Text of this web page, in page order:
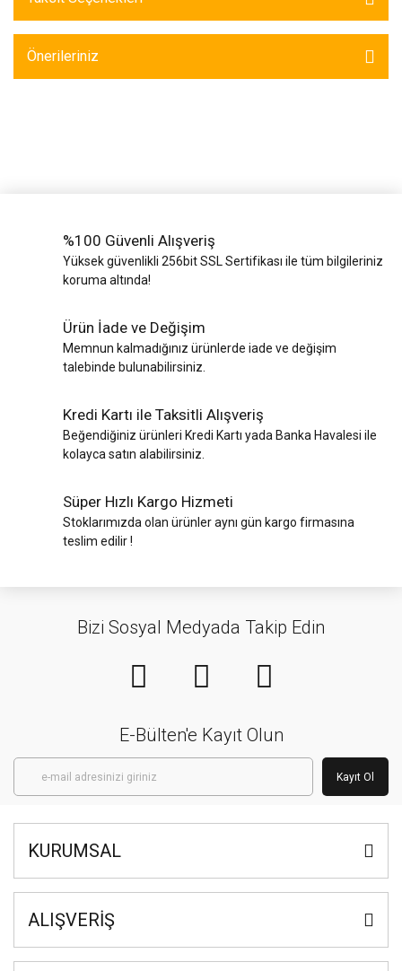
Önerileriniz
%100 Güvenli Alışveriş
Yüksek güvenlikli 256bit SSL Sertifikası ile tüm bilgileriniz
koruma altında!
Ürün İade ve Değişim
Memnun kalmadığınız ürünlerde iade ve değişim
talebinde bulunabilirsiniz.
Kredi Kartı ile Taksitli Alışveriş
Beğendiğiniz ürünleri Kredi Kartı yada Banka Havalesi ile
kolayca satın alabilirsiniz.
Süper Hızlı Kargo Hizmeti
Stoklarımızda olan ürünler aynı gün kargo firmasına
teslim edilir !
Bizi Sosyal Medyada Takip Edin
E-Bülten'e Kayıt Olun
Kayıt Ol
KURUMSAL
ALIŞVERİŞ